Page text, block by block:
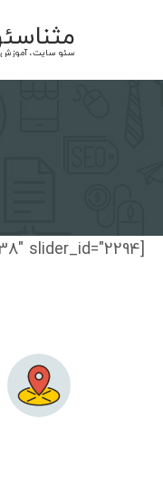
سئو سایت،
[fw_slider _id="756238" slider_id="2294"]